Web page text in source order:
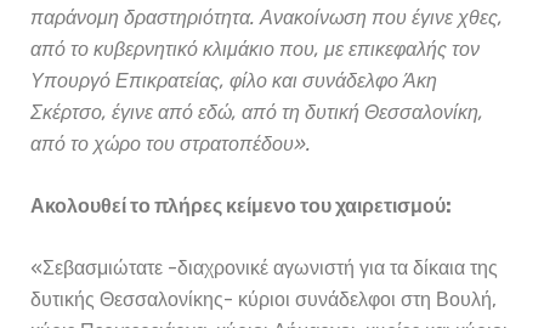
παράνομη δραστηριότητα. Ανακοίνωση που έγινε χθες,
από το κυβερνητικό κλιμάκιο που, με επικεφαλής τον
Υπουργό Επικρατείας, φίλο και συνάδελφο Άκη
Σκέρτσο, έγινε από εδώ, από τη δυτική Θεσσαλονίκη,
από το χώρο του στρατοπέδου».
Ακολουθεί το πλήρες κείμενο του χαιρετισμού:
«Σεβασμιώτατε -διαχρονικέ αγωνιστή για τα δίκαια της
δυτικής Θεσσαλονίκης- κύριοι συνάδελφοι στη Βουλή,